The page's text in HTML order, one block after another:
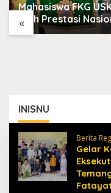
«
Mahasiswa FKG
Raih Prestasi
di Dental Scientific
INISNU
Berita
Gelar